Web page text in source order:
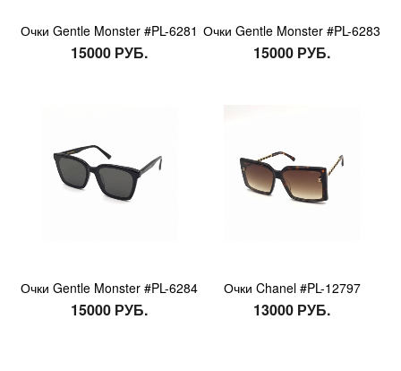
Очки Gentle Monster #PL-6281
15000 РУБ.
Очки Gentle Monster #PL-6283
15000 РУБ.
Очки Gentle Monster #PL-6284
15000 РУБ.
Очки Chanel #PL-12797
13000 РУБ.